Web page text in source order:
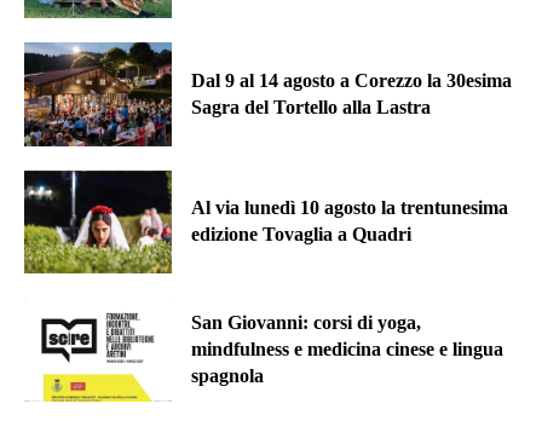
Dal 9 al 14 agosto a Corezzo la 30esima
Sagra del Tortello alla Lastra
Al via lunedì 10 agosto la trentunesima
edizione Tovaglia a Quadri
San Giovanni: corsi di yoga,
mindfulness e medicina cinese e lingua
spagnola